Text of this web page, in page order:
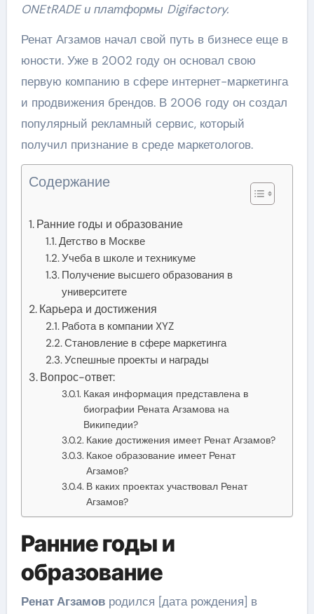
ONEtRADE и платформы Digifactory.
Ренат Агзамов начал свой путь в бизнесе еще в
юности. Уже в 2002 году он основал свою
первую компанию в сфере интернет-маркетинга
и продвижения брендов. В 2006 году он создал
популярный рекламный сервис, который
получил признание в среде маркетологов.
Содержание
Ранние годы и образование
Детство в Москве
Учеба в школе и техникуме
Получение высшего образования в
университете
Карьера и достижения
Работа в компании XYZ
Становление в сфере маркетинга
Успешные проекты и награды
Вопрос-ответ:
Какая информация представлена в
биографии Рената Агзамова на
Википедии?
Какие достижения имеет Ренат Агзамов?
Какое образование имеет Ренат
Агзамов?
В каких проектах участвовал Ренат
Агзамов?
Ранние годы и
образование
Ренат Агзамовродился [дата рождения] в